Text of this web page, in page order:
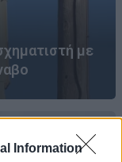
Information
με